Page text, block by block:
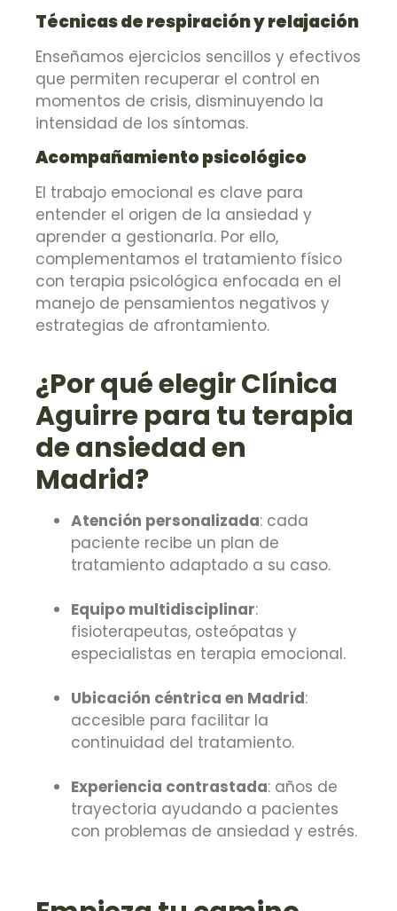
Técnicas de respiración y relajación
Enseñamos ejercicios sencillos y efectivos
que permiten recuperar el control en
momentos de crisis, disminuyendo la
intensidad de los síntomas.
Acompañamiento psicológico
El trabajo emocional es clave para
entender el origen de la ansiedad y
aprender a gestionarla. Por ello,
complementamos el tratamiento físico
con terapia psicológica enfocada en el
manejo de pensamientos negativos y
estrategias de afrontamiento.
¿Por qué elegir Clínica
Aguirre para tu terapia
de ansiedad en
Madrid?
Atención personalizada: cada
paciente recibe un plan de
tratamiento adaptado a su caso.
Equipo multidisciplinar:
fisioterapeutas, osteópatas y
especialistas en terapia emocional.
Ubicación céntrica en Madrid:
accesible para facilitar la
continuidad del tratamiento.
Experiencia contrastada: años de
trayectoria ayudando a pacientes
con problemas de ansiedad y estrés.